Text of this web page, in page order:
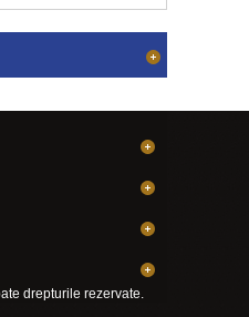
drepturile rezervate.